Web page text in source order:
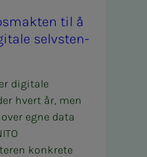
til å
selv­­­s­­ten­­­
digitale
hvert år, men
egne data
konkrete